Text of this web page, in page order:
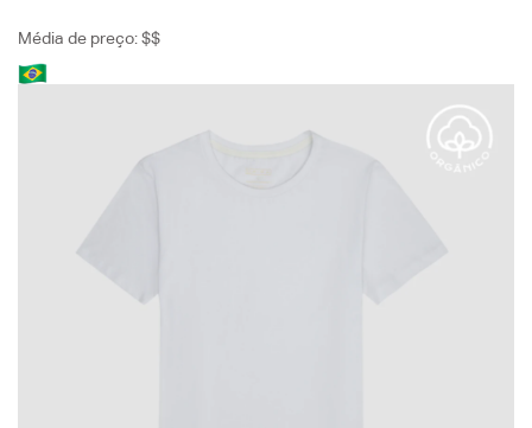
Média de preço: $$